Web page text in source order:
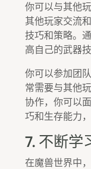
你可以与其他
其他玩家交流
技巧和策略。
高自己的武器技
你可以参加团
常需要与其他
协作，你可以
巧和生存能力
7. 不断学
在魔兽世界中